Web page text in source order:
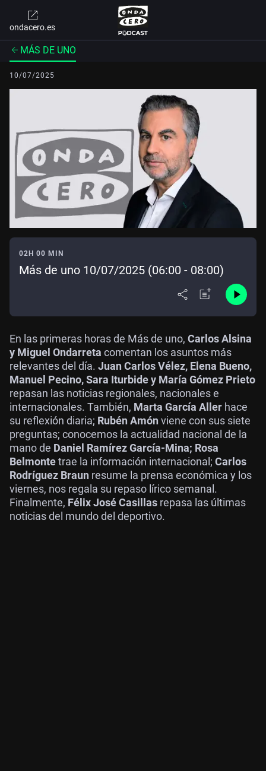
ondacero.es
MÁS DE UNO
10/07/2025
02H 00 MIN
Más de uno 10/07/2025 (06:00 - 08:00)
En las primeras horas de Más de uno, Carlos Alsina
y Miguel Ondarreta comentan los asuntos más
relevantes del día. Juan Carlos Vélez, Elena Bueno,
Manuel Pecino, Sara Iturbide y María Gómez Prieto
repasan las noticias regionales, nacionales e
internacionales. También, Marta García Aller hace
su reflexión diaria; Rubén Amónviene con sus siete
preguntas; conocemos la actualidad nacional de la
mano de Daniel Ramírez García-Mina; Rosa
Belmontetrae la información internacional; Carlos
Rodríguez Braun resume la prensa económica y los
viernes, nos regala su repaso lírico semanal.
Finalmente, Félix José Casillas repasa las últimas
noticias del mundo del deportivo.